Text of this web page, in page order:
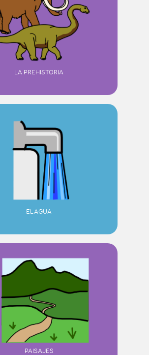
LA PREHISTORIA
EL AGUA
PAISAJES